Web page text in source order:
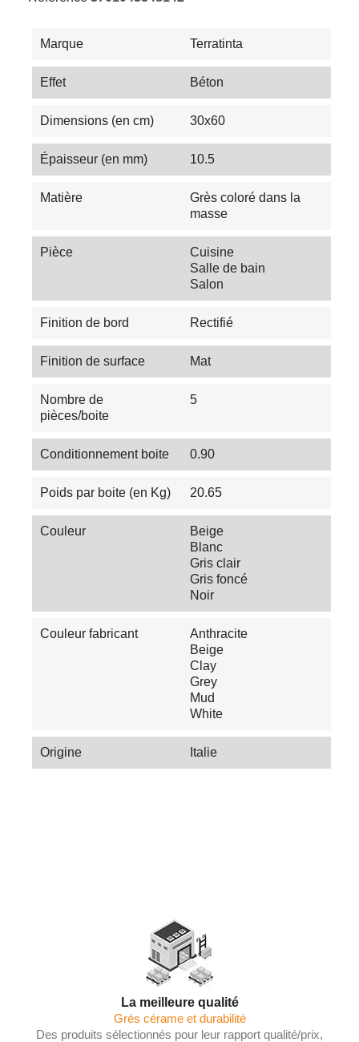
Marque Terratinta
Effet Béton
Dimensions (en cm) 30x60
Épaisseur (en mm) 10.5
Matière
Grès coloré dans la
masse
Pièce
Cuisine
Salle de bain
Salon
Finition de bord Rectifié
Finition de surface Mat
Nombre de
pièces/boite
5
Conditionnement boite 0.90
Poids par boite (en Kg) 20.65
Couleur
Beige
Blanc
Gris clair
Gris foncé
Noir
Couleur fabricant
Anthracite
Beige
Clay
Grey
Mud
White
Origine Italie
La meilleure qualité
Grés cérame et durabilité
Des produits sélectionnés pour leur rapport qualité/prix,